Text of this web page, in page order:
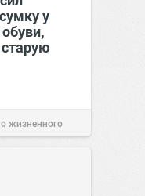
у
жизненного